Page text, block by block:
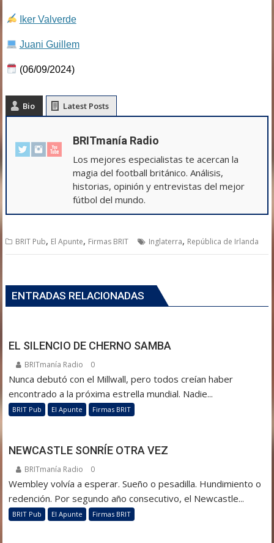
Iker Valverde
Juani Guillem
(06/09/2024)
Bio Latest Posts
BRITmanía Radio
Los mejores especialistas te acercan la
magia del football británico. Análisis,
historias, opinión y entrevistas del mejor
fútbol del mundo.
BRIT Pub, El Apunte, Firmas BRIT Inglaterra, República de Irlanda
ENTRADAS RELACIONADAS
EL SILENCIO DE CHERNO SAMBA
BRITmanía Radio 0
Nunca debutó con el Millwall, pero todos creían haber
encontrado a la próxima estrella mundial. Nadie...
BRIT Pub El Apunte Firmas BRIT
NEWCASTLE SONRÍE OTRA VEZ
BRITmanía Radio 0
Wembley volvía a esperar. Sueño o pesadilla. Hundimiento o
redención. Por segundo año consecutivo, el Newcastle...
BRIT Pub El Apunte Firmas BRIT